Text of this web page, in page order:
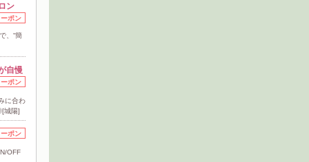
ン
ポン
、“簡
自慢
ポン
に合わ
城陽]
ポン
OFF